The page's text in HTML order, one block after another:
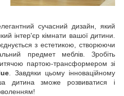
сучасний дизайн, який
інтер'єр кімнати вашої дитини.
з естетикою, створюючи
предмет меблів. Зробіть
партою-трансформером зі
. Завдяки цьому інноваційному
дитина зможе розвиватися і